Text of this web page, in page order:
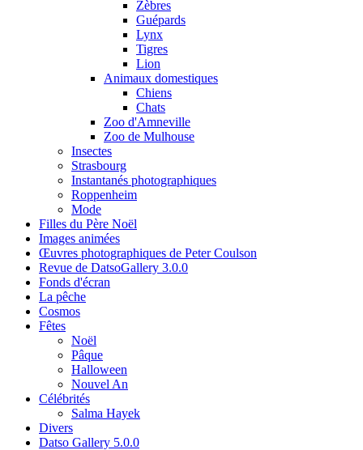
Zèbres
Guépards
Lynx
Tigres
Lion
Animaux domestiques
Chiens
Chats
Zoo d'Amneville
Zoo de Mulhouse
Insectes
Strasbourg
Instantanés photographiques
Roppenheim
Mode
Filles du Père Noël
Images animées
Œuvres photographiques de Peter Coulson
Revue de DatsoGallery 3.0.0
Fonds d'écran
La pêche
Cosmos
Fêtes
Noël
Pâque
Halloween
Nouvel An
Célébrités
Salma Hayek
Divers
Datso Gallery 5.0.0